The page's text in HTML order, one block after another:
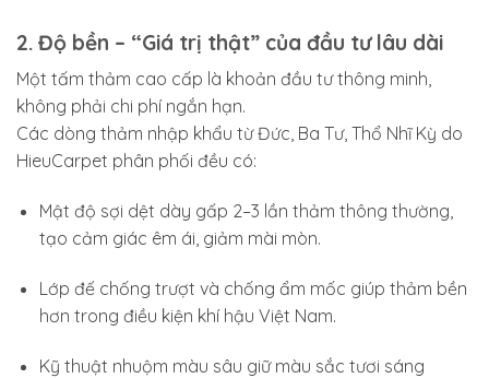
2. Độ bền – “Giá trị thật” của đầu tư lâu dài
Một tấm thảm cao cấp là khoản đầu tư thông minh,
không phải chi phí ngắn hạn.
Các dòng thảm nhập khẩu từ Đức, Ba Tư, Thổ Nhĩ Kỳ do
HieuCarpet phân phối đều có:
Mật độ sợi dệt dày gấp 2–3 lần thảm thông thường,
tạo cảm giác êm ái, giảm mài mòn.
Lớp đế chống trượt và chống ẩm mốc giúp thảm bền
hơn trong điều kiện khí hậu Việt Nam.
Kỹ thuật nhuộm màu sâu giữ màu sắc tươi sáng